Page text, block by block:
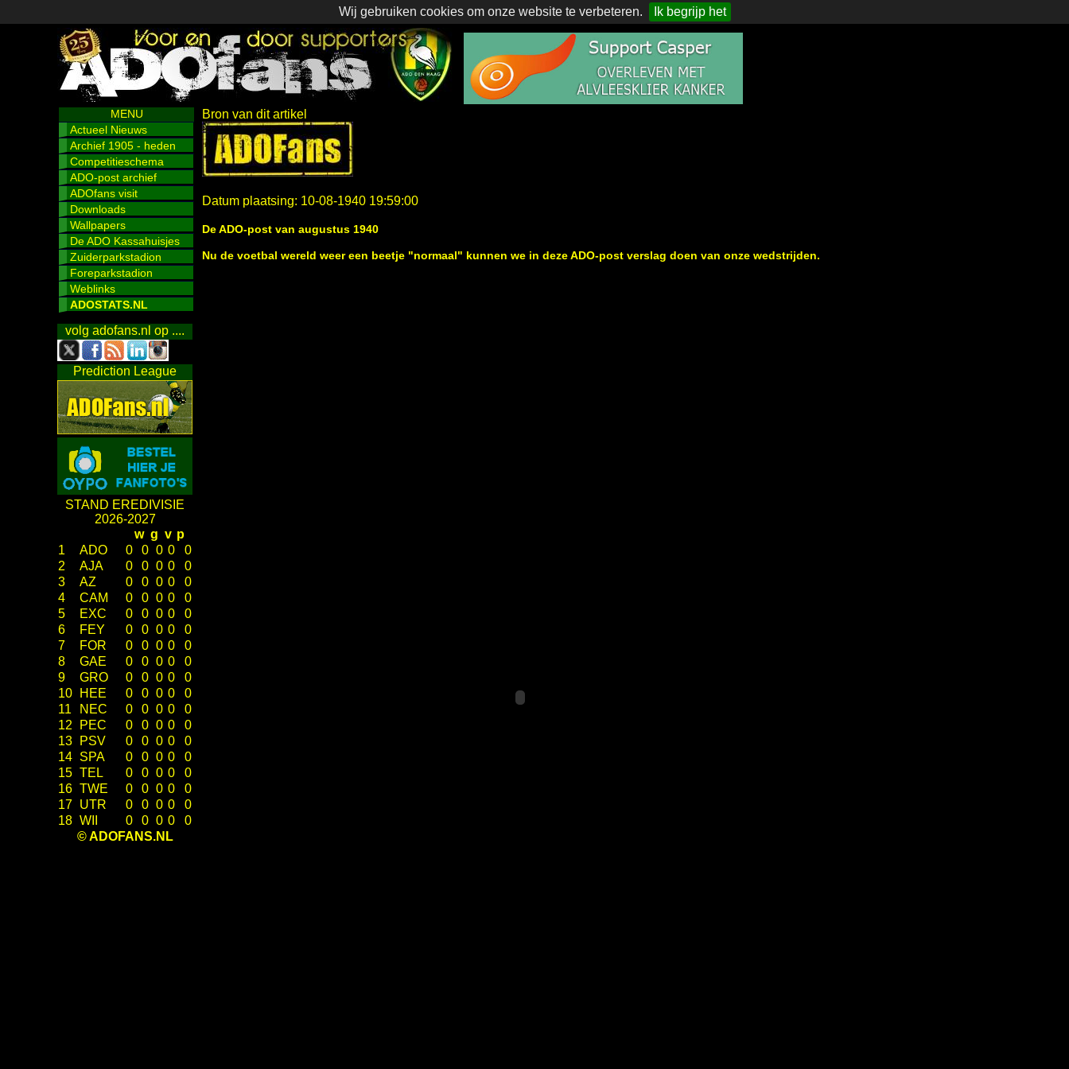
Wij gebruiken cookies om onze website te verbeteren. Ik begrijp het
MENU
Actueel Nieuws
Archief 1905 - heden
Competitieschema
ADO-post archief
ADOfans visit
Downloads
Wallpapers
De ADO Kassahuisjes
Zuiderparkstadion
Foreparkstadion
Weblinks
ADOSTATS.NL
volg adofans.nl op ....
Prediction League
STAND EREDIVISIE
2026-2027
w g v p
1
ADO 0 0 0 0
0
2
AJA 0 0 0 0
0
3
AZ 0 0 0 0
0
4
CAM 0 0 0 0
0
5
EXC 0 0 0 0
0
6
FEY 0 0 0 0
0
7
FOR 0 0 0 0
0
8
GAE 0 0 0 0
0
9
GRO 0 0 0 0
0
10
HEE 0 0 0 0
0
11
NEC 0 0 0 0
0
12
PEC 0 0 0 0
0
13
PSV 0 0 0 0
0
14 SPA 0 0 0 0
0
15 TEL 0 0 0 0
0
16 TWE 0 0 0 0
0
17 UTR 0 0 0 0
0
18 WII 0 0 0 0
0
© ADOFANS.NL
Bron van dit artikel
Datum plaatsing: 10-08-1940 19:59:00
De ADO-post van augustus 1940
Nu de voetbal wereld weer een beetje "normaal" kunnen we in deze ADO-post verslag doen van onze wedstrijden.